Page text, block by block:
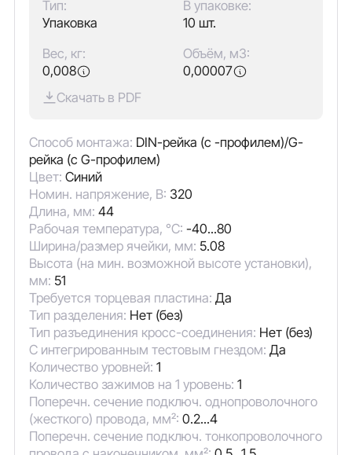
Тип:
Упаковка
В упаковке:
10 шт.
Вес, кг:
0,008
Объём, м3:
0,00007
Скачать в PDF
Способ монтажа: DIN-рейка (с -профилем)/G-
рейка (с G-профилем)
Цвет: Синий
Номин. напряжение, В: 320
Длина, мм: 44
Рабочая температура, °C: -40...80
Ширина/размер ячейки, мм: 5.08
Высота (на мин. возможной высоте установки),
мм: 51
Требуется торцевая пластина: Да
Тип разделения: Нет (без)
Тип разъединения кросс-соединения: Нет (без)
С интегрированным тестовым гнездом: Да
Количество уровней: 1
Количество зажимов на 1 уровень: 1
Поперечн. сечение подключ. однопроволочного
(жесткого) провода, мм²: 0.2...4
Поперечн. сечение подключ. тонкопроволочного